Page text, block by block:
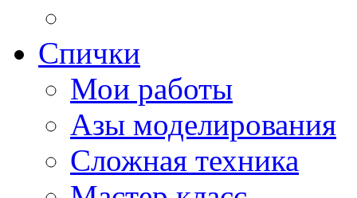
Спички
Мои работы
Азы моделирования
Сложная техника